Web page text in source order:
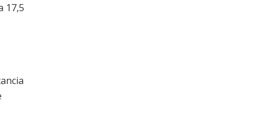
17,5